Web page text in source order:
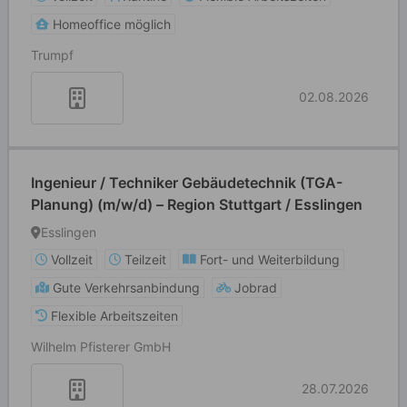
Homeoffice möglich
Trumpf
02.08.2026
Ingenieur / Techniker Gebäudetechnik (TGA-
Planung) (m/w/d) – Region Stuttgart / Esslingen
Esslingen
Vollzeit
Teilzeit
Fort- und Weiterbildung
Gute Verkehrsanbindung
Jobrad
Flexible Arbeitszeiten
Wilhelm Pfisterer GmbH
28.07.2026